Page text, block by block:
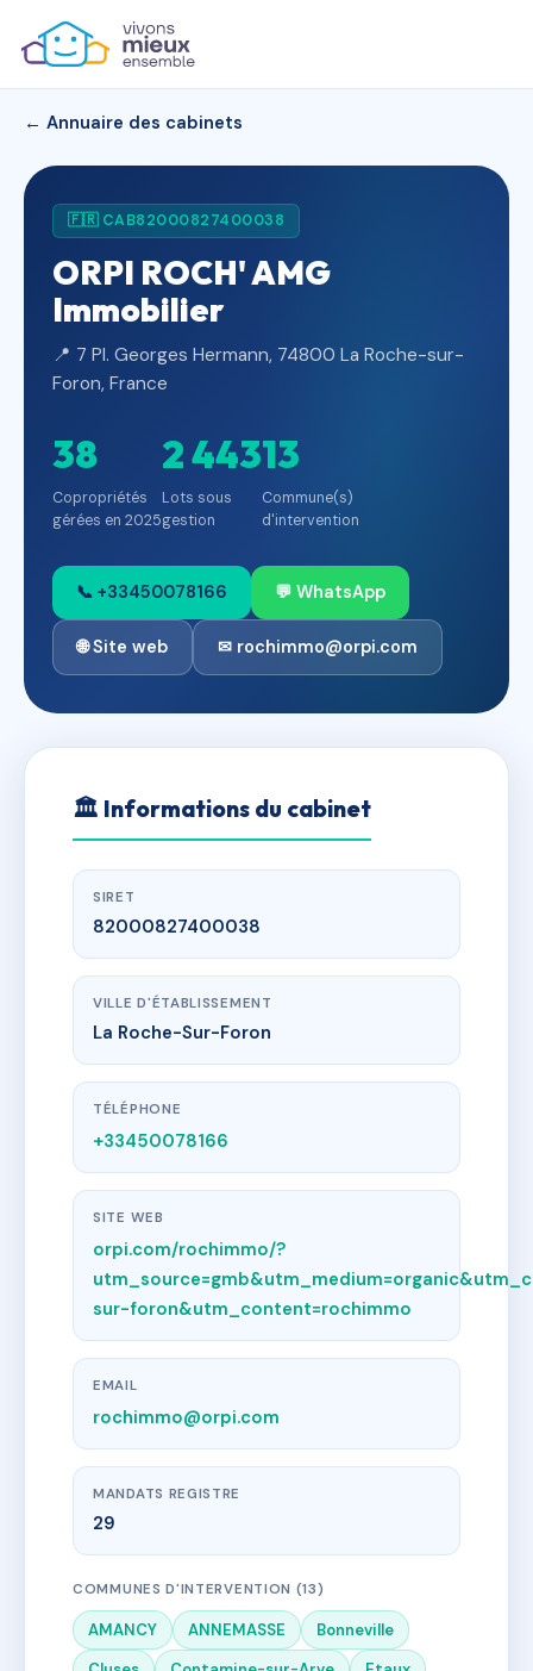
← Annuaire des cabinets
🇫🇷 CAB82000827400038
ORPI ROCH' AMG
Immobilier
📍 7 Pl. Georges Hermann, 74800 La Roche-sur-
Foron, France
38
Copropriétés
gérées en 2025
2 443
Lots sous
gestion
13
Commune(s)
d'intervention
📞 +33450078166 💬 WhatsApp
🌐 Site web ✉ rochimmo@orpi.com
🏛 Informations du cabinet
SIRET
82000827400038
VILLE D'ÉTABLISSEMENT
La Roche-Sur-Foron
TÉLÉPHONE
+33450078166
SITE WEB
orpi.com/rochimmo/?
sur-foron&utm_content=rochimmo
EMAIL
rochimmo@orpi.com
MANDATS REGISTRE
29
COMMUNES D'INTERVENTION (13)
AMANCY ANNEMASSE
Bonneville